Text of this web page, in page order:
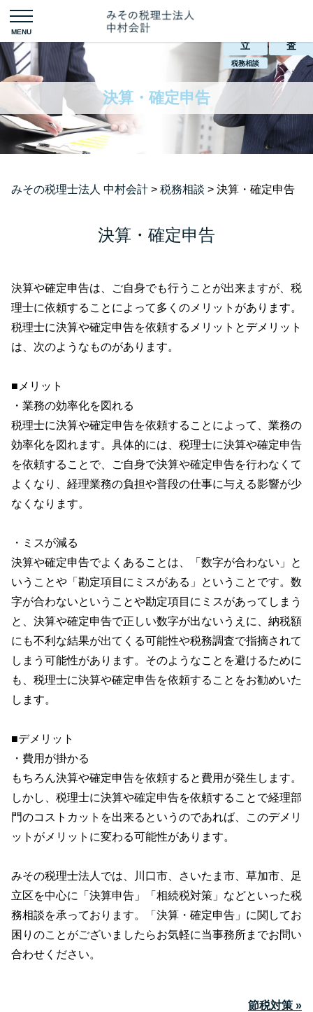
決算・確定申告
立
査
税務相談
みその税理士法人 中村会計 > 税務相談 > 決算・確定申告
決算・確定申告
決算や確定申告は、ご自身でも行うことが出来ますが、税
理士に依頼することによって多くのメリットがあります。
税理士に決算や確定申告を依頼するメリットとデメリット
は、次のようなものがあります。
■メリット
・業務の効率化を図れる
税理士に決算や確定申告を依頼することによって、業務の
効率化を図れます。具体的には、税理士に決算や確定申告
を依頼することで、ご自身で決算や確定申告を行わなくて
よくなり、経理業務の負担や普段の仕事に与える影響が少
なくなります。
・ミスが減る
決算や確定申告でよくあることは、「数字が合わない」と
いうことや「勘定項目にミスがある」ということです。数
字が合わないということや勘定項目にミスがあってしまう
と、決算や確定申告で正しい数字が出ないうえに、納税額
にも不利な結果が出てくる可能性や税務調査で指摘されて
しまう可能性があります。そのようなことを避けるために
も、税理士に決算や確定申告を依頼することをお勧めいた
します。
■デメリット
・費用が掛かる
もちろん決算や確定申告を依頼すると費用が発生します。
しかし、税理士に決算や確定申告を依頼することで経理部
門のコストカットを出来るというのであれば、このデメリ
ットがメリットに変わる可能性があります。
みその税理士法人では、川口市、さいたま市、草加市、足
立区を中心に「決算申告」「相続税対策」などといった税
務相談を承っております。「決算・確定申告」に関してお
困りのことがございましたらお気軽に当事務所までお問い
合わせください。
節税対策 »